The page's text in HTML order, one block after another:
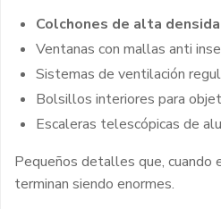
Colchones de alta
Ventanas con mallas anti
Sistemas de ventilación
Bolsillos interiores para
Escaleras telescópicas de
Pequeños detalles que, cuando
terminan siendo enormes.